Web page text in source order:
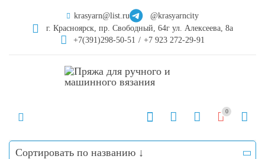
krasyarn@list.ru
@krasyarncity
г. Красноярск, пр. Свободный, 64г ул. Алексеева, 8а
+7(391)298-50-51 / +7 923 272-29-91
0
Сортировать по названию ↓